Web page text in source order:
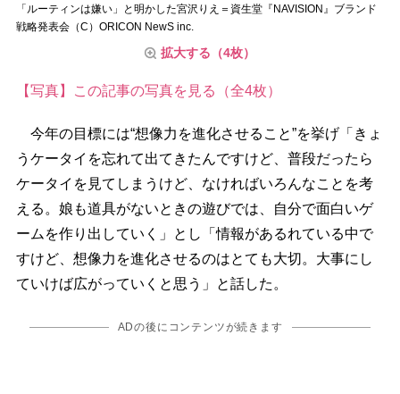
「ルーティンは嫌い」と明かした宮沢りえ＝資生堂『NAVISION』ブランド
戦略発表会（C）ORICON NewS inc.
拡大する（4枚）
【写真】この記事の写真を見る（全4枚）
今年の目標には“想像力を進化させること”を挙げ「きょ
うケータイを忘れて出てきたんですけど、普段だったら
ケータイを見てしまうけど、なければいろんなことを考
える。娘も道具がないときの遊びでは、自分で面白いゲ
ームを作り出していく」とし「情報があるれている中で
すけど、想像力を進化させるのはとても大切。大事にし
ていけば広がっていくと思う」と話した。
ADの後にコンテンツが続きます